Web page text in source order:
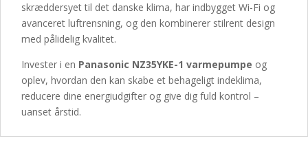
skræddersyet til det danske klima, har indbygget Wi-Fi og
avanceret luftrensning, og den kombinerer stilrent design
med pålidelig kvalitet.
Invester i en Panasonic NZ35YKE-1 varmepumpe og
oplev, hvordan den kan skabe et behageligt indeklima,
reducere dine energiudgifter og give dig fuld kontrol –
uanset årstid.